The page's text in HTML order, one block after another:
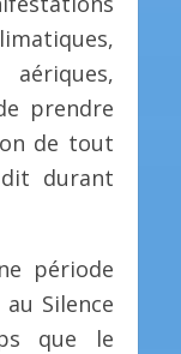
prendre
de tout
durant
période
Silence
que le